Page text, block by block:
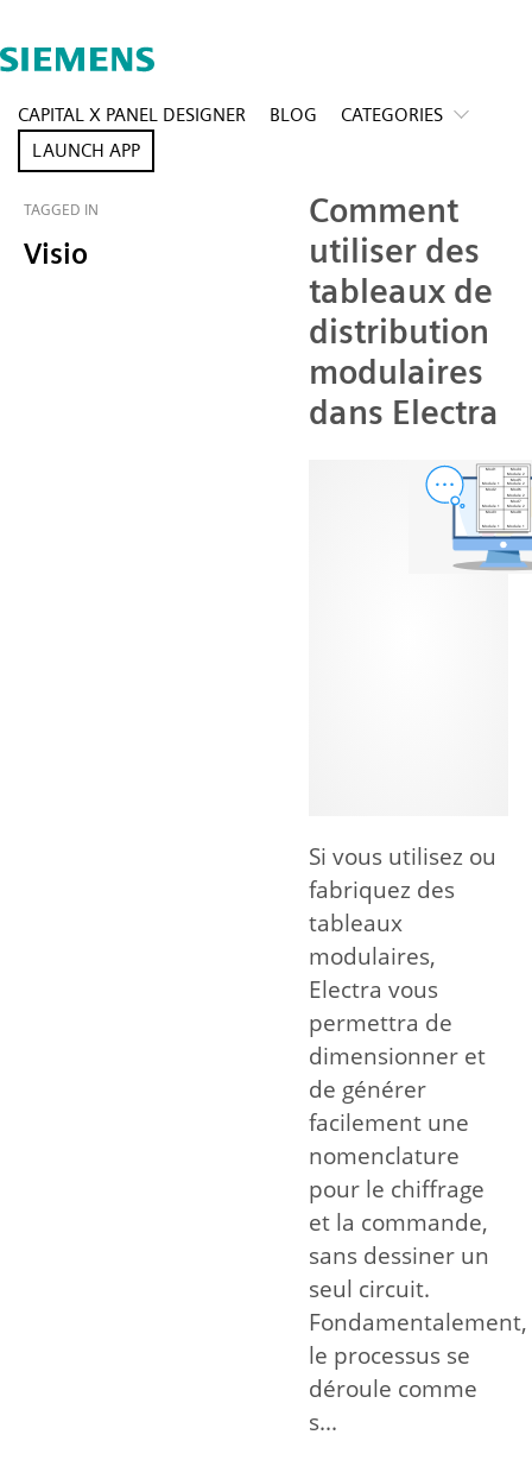
CAPITAL X PANEL DESIGNER BLOG
CATEGORIES
LAUNCH APP
TAGGED IN
Visio
Comment
utiliser des
tableaux de
distribution
modulaires
dans Electra
Si vous utilisez ou
fabriquez des
tableaux
modulaires,
Electra vous
permettra de
dimensionner et
de générer
facilement une
nomenclature
pour le chiffrage
et la commande,
sans dessiner un
seul circuit.
Fondamentalement,
le processus se
déroule comme
s...